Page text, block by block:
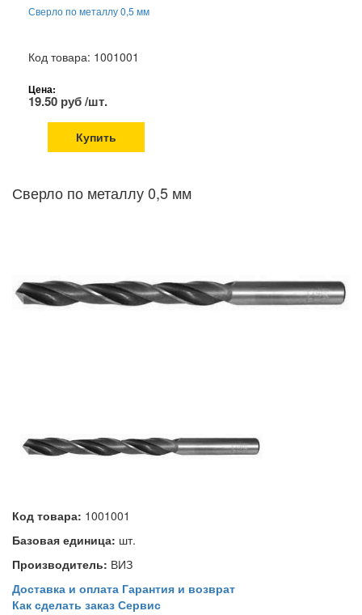
Сверло по металлу 0,5 мм
Код товара: 1001001
Цена:
19.50 руб /шт.
Купить
Сверло по металлу 0,5 мм
Код товара: 1001001
Базовая единица: шт.
Производитель: ВИЗ
Доставка и оплата Гарантия и возврат
Как сделать заказ Сервис